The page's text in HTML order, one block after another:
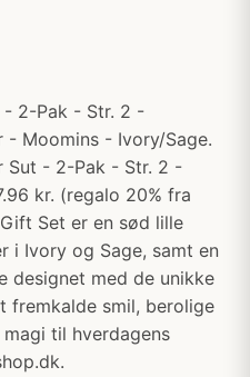
- 2-Pak - Str. 2 -
- Moomins - Ivory/Sage.
Sut - 2-Pak - Str. 2 -
kr. (regalo 20% fra
Set er en sød lille
i Ivory og Sage, samt en
designet med de unikke
fremkalde smil, berolige
til hverdagens